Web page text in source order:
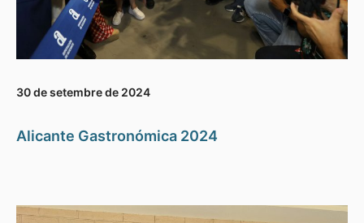
30 de setembre de 2024
Alicante Gastronómica 2024